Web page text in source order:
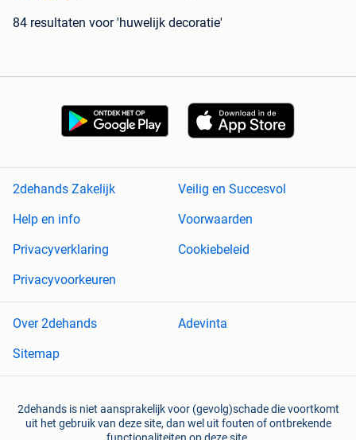
84 resultaten voor 'huwelijk decoratie'
2dehands Zakelijk
Veilig en Succesvol
Help en info
Voorwaarden
Privacyverklaring
Cookiebeleid
Privacyvoorkeuren
Over 2dehands
Adevinta
Sitemap
2dehands is niet aansprakelijk voor (gevolg)schade die voortkomt
uit het gebruik van deze site, dan wel uit fouten of ontbrekende